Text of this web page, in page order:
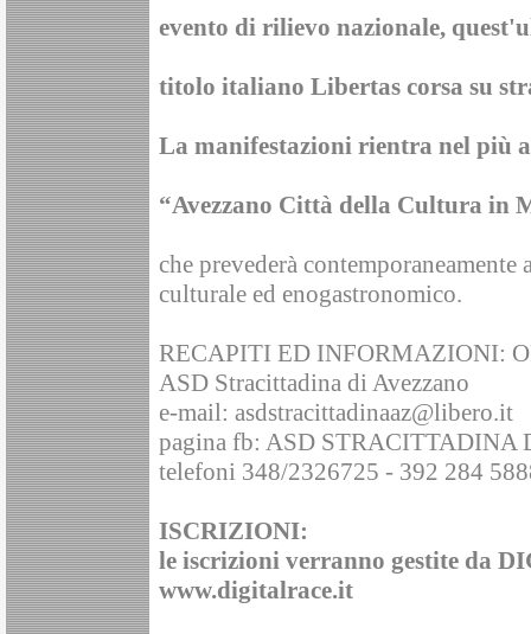
evento di rilievo nazionale,
titolo italiano Libertas corsa su
La manifestazioni rientra nel più
“Avezzano Città della Cultura in
che prevederà
culturale ed enogastronomico.
RECAPITI ED INFORMAZIONI:
ASD Stracittadina di Avezzano
e-mail: asdstracittadinaaz@libero.it
pagina fb: ASD STRACITTADINA
telefoni 348/2326725 - 392 284
ISCRIZIONI:
le iscrizioni verranno gestite da
www.digitalrace.it